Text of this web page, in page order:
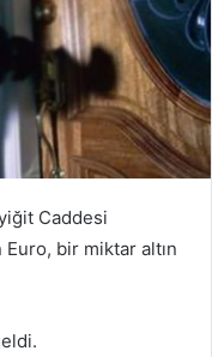
Caddesi
bir miktar altın